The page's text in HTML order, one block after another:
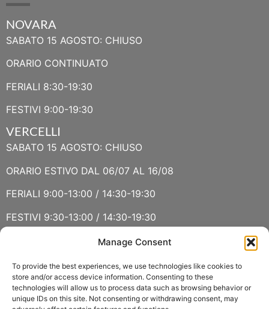
Manage Consent
To provide the best experiences, we use technologies like cookies to
store and/or access device information. Consenting to these
technologies will allow us to process data such as browsing behavior or
unique IDs on this site. Not consenting or withdrawing consent, may
NOVARA
SABATO 15 AGOSTO: CHIUSO
ORARIO CONTINUATO
FERIALI 8:30-19:30
FESTIVI 9:00-19:30
VERCELLI
SABATO 15 AGOSTO: CHIUSO
ORARIO ESTIVO DAL 06/07 AL 16/08
FERIALI 9:00-13:00 / 14:30-19:30
FESTIVI 9:30-13:00 / 14:30-19:30
SABATO 15 AGOSTO E DOMENICA 16 AGOSTO: CHIUSO
ORARIO ESTIVO LUGLIO E AGOSTO